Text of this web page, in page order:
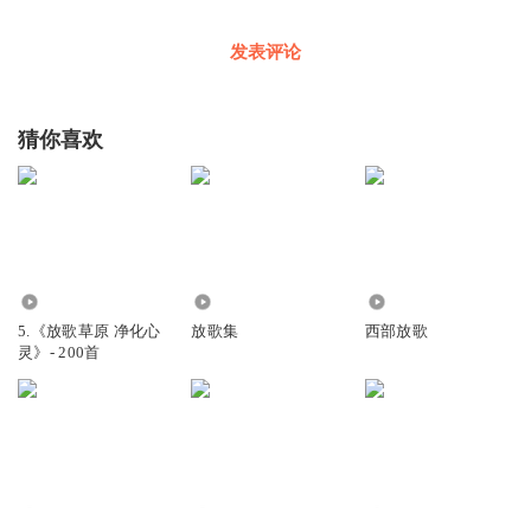
发表评论
猜你喜欢
5.《放歌草原 净化心
灵》- 200首
放歌集 西部放歌